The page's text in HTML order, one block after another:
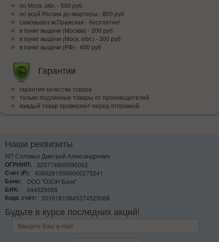
по Моск. обл. - 500 руб
по всей Росcии до квартиры - 800 руб
самовывоз м.Пражская - бесплатно!
в пункт выдачи (Москва) - 200 руб
в пункт выдачи (Моск. обл.) - 300 руб
в пункт выдачи (РФ) - 400 руб
Гарантии
гарантия качества товара
только подлинные товары от производителей
каждый товар проверяют перед отправкой
Наши реквизиты
ИП Соловых Дмитрий Александрович
ОГРНИП:
323774600595052
Счёт (₽):
40802810000000275241
Банк:
ООО "ОЗОН Банк"
БИК:
044525068
Корр. счёт:
30101810645374525068
Будьте в курсе последних акций!